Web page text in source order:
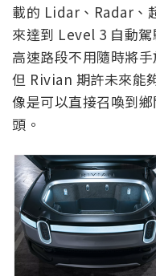
載的 Lidar、Radar、
來達到 Level 3 自動
高速路段不用隨時將
但 Rivian 期許未來能
像是可以直接召喚到
頭。